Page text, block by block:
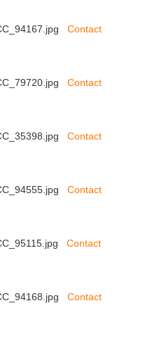
Contact
Contact
Contact
Contact
Contact
Contact